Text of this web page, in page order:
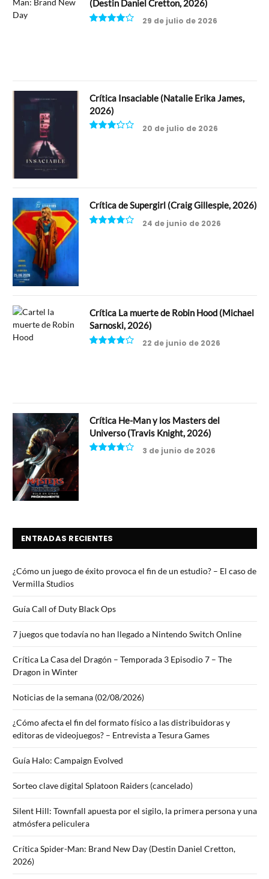
(Destin Daniel Cretton, 2026)
29 de julio de 2026
Crítica Insaciable (Natalie Erika James,
2026)
20 de julio de 2026
Crítica de Supergirl (Craig Gillespie, 2026)
24 de junio de 2026
Crítica La muerte de Robin Hood (Michael
Sarnoski, 2026)
22 de junio de 2026
Crítica He-Man y los Masters del
Universo (Travis Knight, 2026)
3 de junio de 2026
ENTRADAS RECIENTES
¿Cómo un juego de éxito provoca el fin de un estudio? – El caso de
Vermilla Studios
Guía Call of Duty Black Ops
7 juegos que todavía no han llegado a Nintendo Switch Online
Crítica La Casa del Dragón – Temporada 3 Episodio 7 – The
Dragon in Winter
Noticias de la semana (02/08/2026)
¿Cómo afecta el fin del formato físico a las distribuidoras y
editoras de videojuegos? – Entrevista a Tesura Games
Guía Halo: Campaign Evolved
Sorteo clave digital Splatoon Raiders (cancelado)
Silent Hill: Townfall apuesta por el sigilo, la primera persona y una
atmósfera peliculera
Crítica Spider-Man: Brand New Day (Destin Daniel Cretton,
2026)